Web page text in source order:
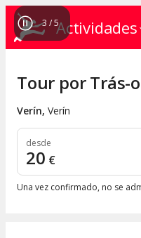
Actividades
3 /5
Tour por Trás-
Verín, Verín
desde
20 €
Una vez confirmado, no se